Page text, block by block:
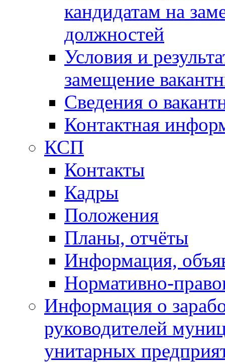
кандидатам на
должностей
Условия и
замещение
Сведения о
Контактная
КСП
Контакты
Кадры
Положения
Планы, отчёты
Информация,
Нормативно-
Информация о
руководителей
унитарных